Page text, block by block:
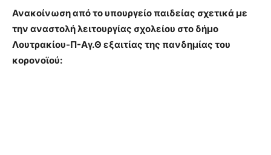
Ανακοίνωση από το υπουργείο παιδείας σχετικά με
την αναστολή λειτουργίας σχολείου στο δήμο
Λουτρακίου-Π-Αγ.Θ εξαιτίας της πανδημίας του
κορονοϊού: